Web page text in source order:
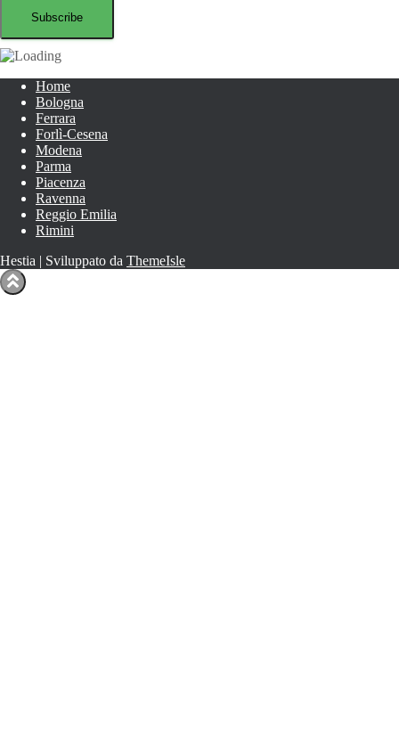
Home
Bologna
Ferrara
Forlì-Cesena
Modena
Parma
Piacenza
Ravenna
Reggio Emilia
Rimini
Hestia | Sviluppato da ThemeIsle